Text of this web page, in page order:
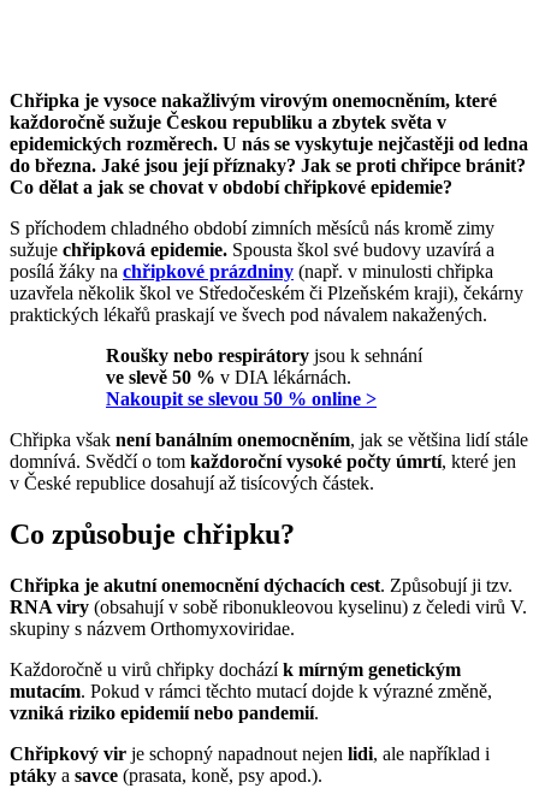
Chřipka je vysoce nakažlivým virovým onemocněním, které
každoročně sužuje Českou republiku a zbytek světa v
epidemických rozměrech. U nás se vyskytuje nejčastěji od ledna
do března. Jaké jsou její příznaky? Jak se proti chřipce bránit?
Co dělat a jak se chovat v období chřipkové epidemie?
S příchodem chladného období zimních měsíců nás kromě zimy
sužuje chřipková epidemie. Spousta škol své budovy uzavírá a
posílá žáky na chřipkové prázdniny (např. v minulosti chřipka
uzavřela několik škol ve Středočeském či Plzeňském kraji), čekárny
praktických lékařů praskají ve švech pod návalem nakažených.
Roušky nebo respirátory jsou k sehnání
ve slevě 50 % v DIA lékárnách.
Nakoupit se slevou 50 % online >
Chřipka však není banálním onemocněním, jak se většina lidí stále
domnívá. Svědčí o tom každoroční vysoké počty úmrtí, které jen
v České republice dosahují až tisícových částek.
Co způsobuje chřipku?
Chřipka je akutní onemocnění dýchacích cest. Způsobují ji tzv.
RNA viry (obsahují v sobě ribonukleovou kyselinu) z čeledi virů V.
skupiny s názvem Orthomyxoviridae.
Každoročně u virů chřipky docházík mírným genetickým
mutacím. Pokud v rámci těchto mutací dojde k výrazné změně,
vzniká riziko epidemií nebo pandemií.
Chřipkový vir je schopný napadnout nejen lidi, ale například i
ptáky a savce (prasata, koně, psy apod.).